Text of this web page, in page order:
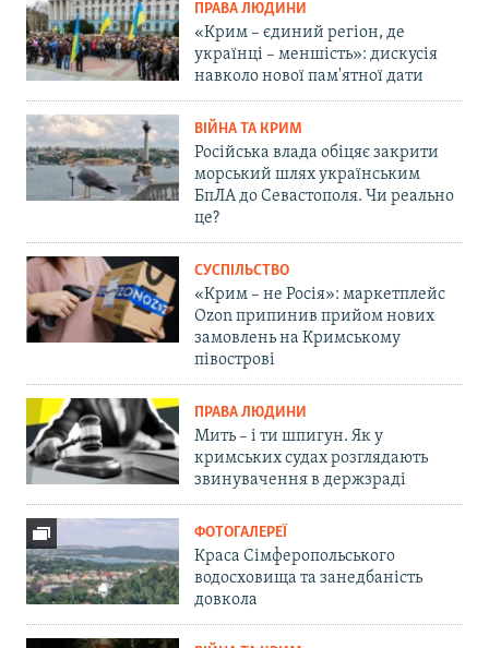
ПРАВА ЛЮДИНИ
«Крим – єдиний регіон, де
українці – меншість»: дискусія
навколо нової пам'ятної дати
ВІЙНА ТА КРИМ
Російська влада обіцяє закрити
морський шлях українським
БпЛА до Севастополя. Чи реально
це?
СУСПІЛЬСТВО
«Крим – не Росія»: маркетплейс
Ozon припинив прийом нових
замовлень на Кримському
півострові
ПРАВА ЛЮДИНИ
Мить – і ти шпигун. Як у
кримських судах розглядають
звинувачення в держзраді
ФОТОГАЛЕРЕЇ
Краса Сімферопольського
водосховища та занедбаність
довкола